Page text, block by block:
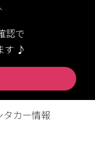
認で
す ♪
カー情報